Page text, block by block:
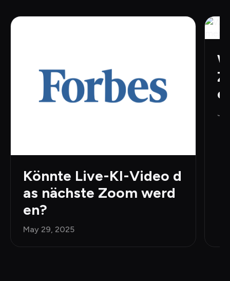
Könnte Live-KI-Video d
as nächste Zoom werd
en?
May 29, 2025